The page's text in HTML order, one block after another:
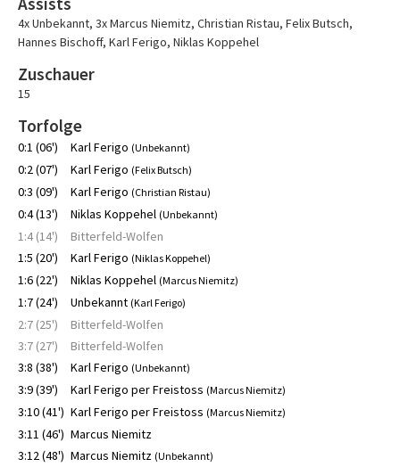
4x Unbekannt, 3x Marcus Niemitz, Christian Ristau, Felix Butsch,
Hannes Bischoff, Karl Ferigo, Niklas Koppehel
Zuschauer
15
Torfolge
0:1 (06') Karl Ferigo (Unbekannt)
0:2 (07') Karl Ferigo (Felix Butsch)
0:3 (09') Karl Ferigo (Christian Ristau)
0:4 (13') Niklas Koppehel (Unbekannt)
1:4 (14')
Bitterfeld-Wolfen
1:5 (20')
Karl Ferigo (Niklas Koppehel)
1:6 (22') Niklas Koppehel (Marcus Niemitz)
1:7 (24') Unbekannt (Karl Ferigo)
2:7 (25')
Bitterfeld-Wolfen
3:7 (27')
Bitterfeld-Wolfen
3:8 (38')
Karl Ferigo (Unbekannt)
3:9 (39') Karl Ferigo per Freistoss (Marcus Niemitz)
3:10 (41') Karl Ferigo per Freistoss (Marcus Niemitz)
3:11 (46') Marcus Niemitz
3:12 (48') Marcus Niemitz (Unbekannt)